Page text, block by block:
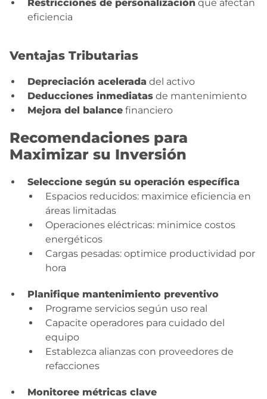
Restricciones de personalización que afectan
eficiencia
Ventajas Tributarias
Depreciación acelerada del activo
Deducciones inmediatas de mantenimiento
Mejora del balance financiero
Recomendaciones para
Maximizar su Inversión
Seleccione según su operación específica
Espacios reducidos: maximice eficiencia en
áreas limitadas
Operaciones eléctricas: minimice costos
energéticos
Cargas pesadas: optimice productividad por
hora
Planifique mantenimiento preventivo
Programe servicios según uso real
Capacite operadores para cuidado del
equipo
Establezca alianzas con proveedores de
refacciones
Monitoree métricas clave